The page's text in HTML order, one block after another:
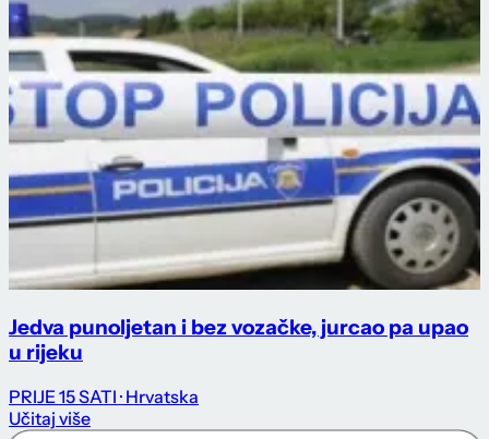
Jedva punoljetan i bez vozačke, jurcao pa upao
u rijeku
PRIJE 15 SATI · Hrvatska
Učitaj više